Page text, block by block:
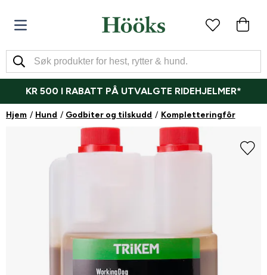
KR 500 I RABATT PÅ UTVALGTE RIDEHJELMER*
Hjem Hund Godbiter og tilskudd Kompletteringfôr